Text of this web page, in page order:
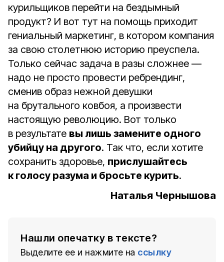
курильщиков перейти на бездымный
продукт? И вот тут на помощь приходит
гениальный маркетинг, в котором компания
за свою столетнюю историю преуспела.
Только сейчас задача в разы сложнее —
надо не просто провести ребрендинг,
сменив образ нежной девушки
на брутального ковбоя, а произвести
настоящую революцию. Вот только
в результате вы лишь замените одного
убийцу на другого. Так что, если хотите
сохранить здоровье, прислушайтесь
к голосу разума и бросьте курить.
Наталья Чернышова
Нашли опечатку в тексте?
Выделите ее и нажмите на ссылку